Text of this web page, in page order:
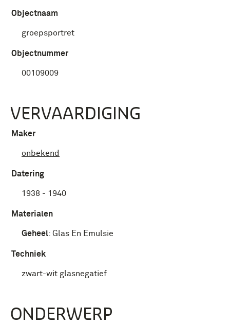
Objectnaam
groepsportret
Objectnummer
00109009
VERVAARDIGING
Maker
onbekend
Datering
1938 - 1940
Materialen
Geheel: Glas En Emulsie
Techniek
zwart-wit glasnegatief
ONDERWERP